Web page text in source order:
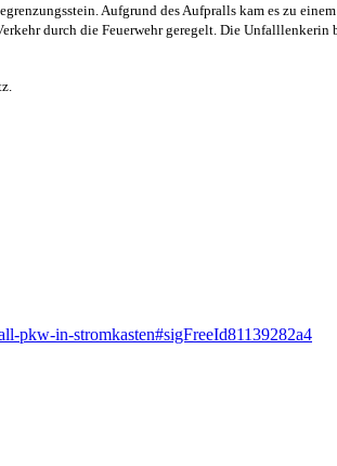
Aufgrund des Aufpralls kam es zu
durch die Feuerwehr geregelt. Die
pkw-in-stromkasten#sigFreeId81139282a4